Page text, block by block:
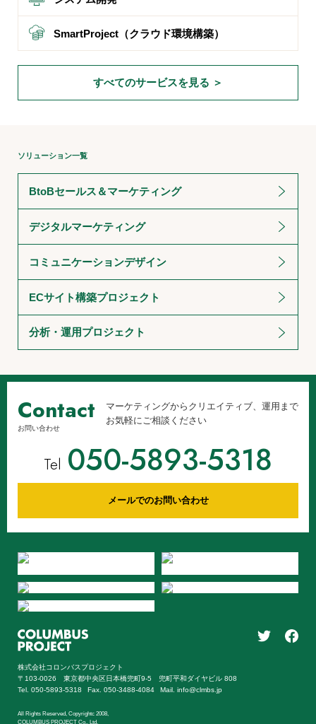
SmartProject（クラウド環境構築）
すべてのサービスを見る ＞
ソリューション一覧
BtoBセールス＆マーケティング
デジタルマーケティング
コミュニケーションデザイン
ECサイト構築プロジェクト
分析・運用プロジェクト
Contact
お問い合わせ
マーケティングからクリエイティブ、運用まで
お気軽にご相談ください
Tel 050-5893-5318
メールでのお問い合わせ
株式会社コロンバスプロジェクト
〒103-0026 東京都中央区日本橋兜町9-5 兜町平和ダイヤビル 808
Tel. 050-5893-5318
Fax. 050-3488-4084 Mail. info@clmbs.jp
All Rights Reserved, Copyrightc 2008,
COLUMBUS PROJECT Co., Ltd.